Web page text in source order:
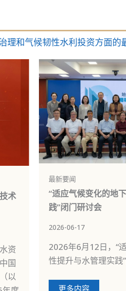
理和气候韧性水利投资方面
术
资
国
以
最新要闻
“适应气候变化的地
践”闭门研讨会
2026-06-17
2026年6月12日，“
性提升与水管理实践
更多内容